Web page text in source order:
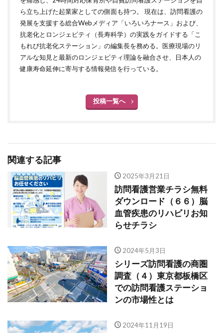
ら立ち上げた起業家としての側面も持つ。 現在は、訪問看護の
発展を支援する総合Webメディア「いろいろナース」および、
抗老化とロンジェビティ（長寿科学）の実践をガイドする「こ
もれび抗老化ステーション」の編集長を務める。医療現場のリ
アルな知見と最新のロンジェビティ理論を融合させ、日本人の
健康寿命延伸に寄与する情報発信を行っている。
投稿一覧へ
関連する記事
2025年3月21日
訪問看護営業チラシ無料
ダウンロード（６６）脳
血管疾患のリハビリお知
らせチラシ
2024年5月3日
シリーズ訪問看護の商圏
調査（４）東京都板橋区
での訪問看護ステーショ
ンの市場性とは
2024年11月19日